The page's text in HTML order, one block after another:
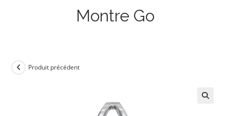
Montre Go
Produit précédent